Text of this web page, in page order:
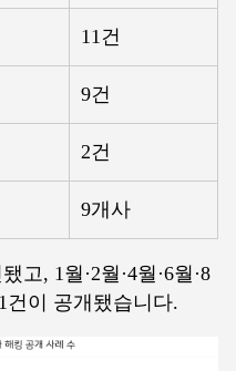
11건
9건
2건
9개사
고, 1월·2월·4월·6월·8
건이 공개됐습니다.